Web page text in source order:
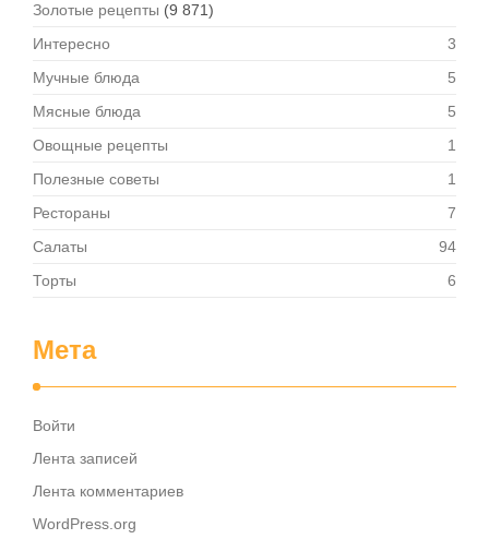
Золотые рецепты (9 871)
Интересно
3
Мучные блюда
5
Мясные блюда
5
Овощные рецепты
1
Полезные советы
1
Рестораны
7
Салаты
94
Торты
6
Мета
Войти
Лента записей
Лента комментариев
WordPress.org